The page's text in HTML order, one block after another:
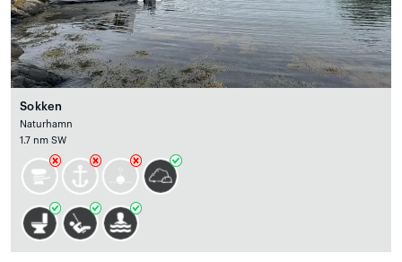
Sokken
Naturhamn
1.7 nm SW